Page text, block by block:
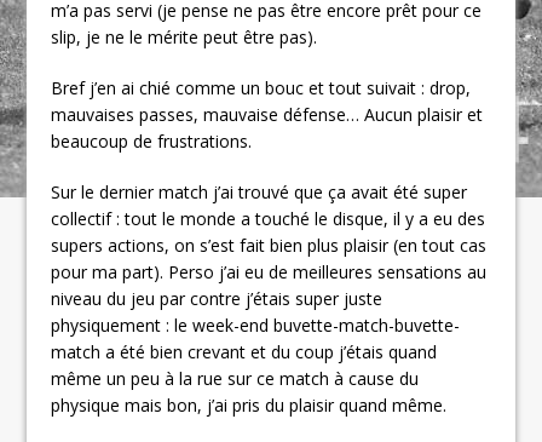
m’a pas servi (je pense ne pas être encore prêt pour ce
slip, je ne le mérite peut être pas).
Bref j’en ai chié comme un bouc et tout suivait : drop,
mauvaises passes, mauvaise défense… Aucun plaisir et
beaucoup de frustrations.
Sur le dernier match j’ai trouvé que ça avait été super
collectif : tout le monde a touché le disque, il y a eu des
supers actions, on s’est fait bien plus plaisir (en tout cas
pour ma part). Perso j’ai eu de meilleures sensations au
niveau du jeu par contre j’étais super juste
physiquement : le week-end buvette-match-buvette-
match a été bien crevant et du coup j’étais quand
même un peu à la rue sur ce match à cause du
physique mais bon, j’ai pris du plaisir quand même.